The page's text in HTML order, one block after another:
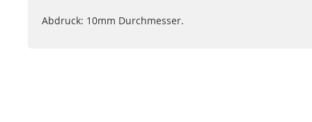
Abdruck: 10mm Durchmesser.